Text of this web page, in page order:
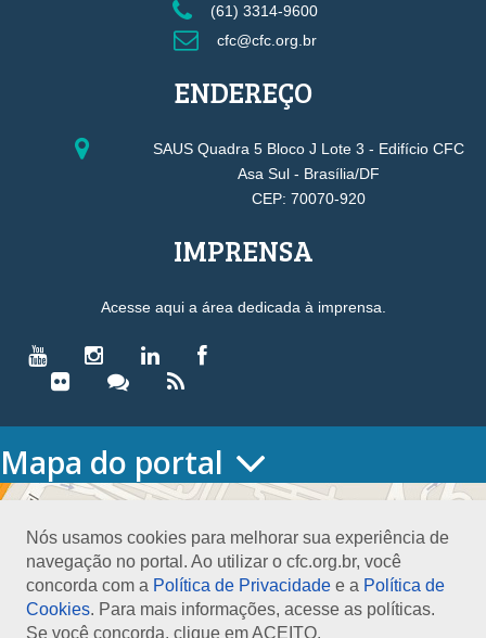
Nós usamos cookies para melhorar sua experiência de
navegação no portal. Ao utilizar o cfc.org.br, você
concorda com a Política de Privacidade e a Política de
Cookies. Para mais informações, acesse as políticas.
Se você concorda, clique em ACEITO.
(61) 3314-9600
cfc@cfc.org.br
ENDEREÇO
SAUS Quadra 5 Bloco J Lote 3 - Edifício CFC
Asa Sul - Brasília/DF
CEP: 70070-920
IMPRENSA
Acesse aqui a área dedicada à imprensa.
Mapa do portal
HOME
Conselho Diretor
Nossa Sede
Planejamento
Organograma